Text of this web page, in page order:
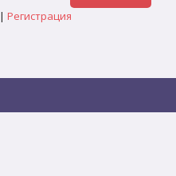
| Регистрация